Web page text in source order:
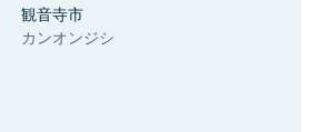
観音寺市
カンオンジシ